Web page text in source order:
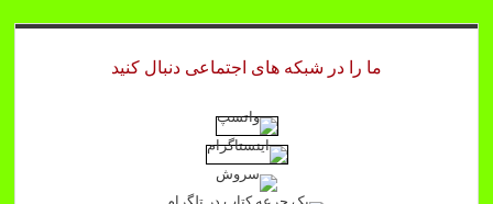
ما را در شبکه های اجتماعی دنبال کنید